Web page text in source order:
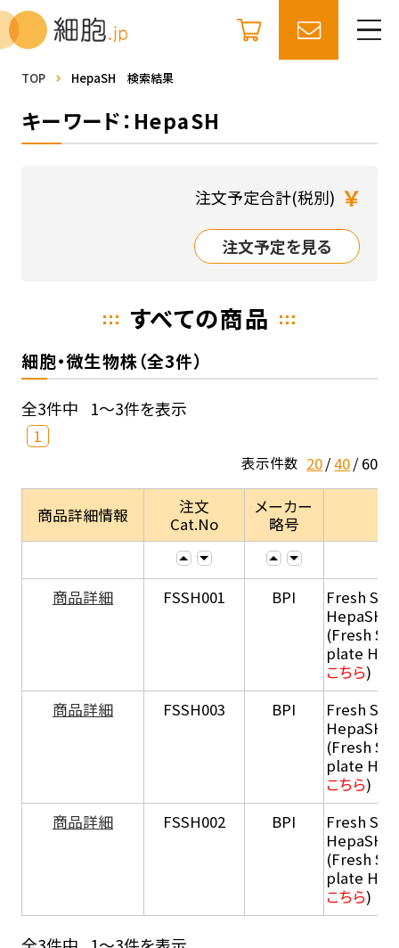
TOP HepaSH 検索結果
キーワード：HepaSH
注文予定合計(税別) ￥
注文予定を見る
すべての商品
細胞・微生物株（全3件）
全3件中 1～3件を表示
1
表示件数 20 40 60
商品詳細情報
注文
Cat.No
メーカー
略号
商品詳細 FSSH001 BPI
Fresh
HepaSH®
(Fresh
plate
こちら)
商品詳細
FSSH003 BPI
Fresh
HepaSH®
(Fresh
plate
こちら)
商品詳細
FSSH002 BPI
Fresh
HepaSH®
(Fresh
plate
こちら)